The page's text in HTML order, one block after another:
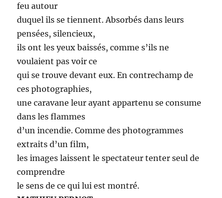
feu autour
duquel ils se tiennent. Absorbés dans leurs
pensées, silencieux,
ils ont les yeux baissés, comme s’ils ne
voulaient pas voir ce
qui se trouve devant eux. En contrechamp de
ces photographies,
une caravane leur ayant appartenu se consume
dans les flammes
d’un incendie. Comme des photogrammes
extraits d’un film,
les images laissent le spectateur tenter seul de
comprendre
le sens de ce qui lui est montré.